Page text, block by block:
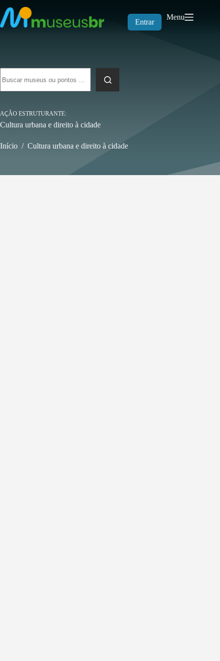
para
o
conteúdo
Entrar
Menu
resultados
AÇÃO ESTRUTURANTE
Cultura urbana e direito à cidade
Início / Cultura urbana e direito à cidade